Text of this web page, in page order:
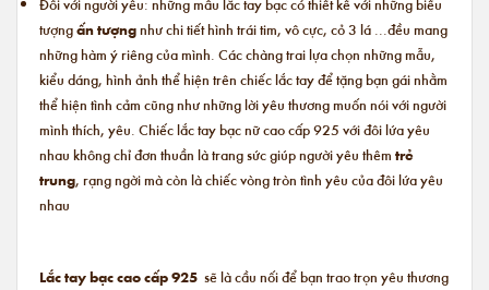
tượngấn tượngnhư chi tiết hình trái tim, vô cực, cỏ 3 lá ...đều mang
những hàm ý riêng của mình. Các chàng trai lựa chọn những mẫu,
kiểu dáng, hình ảnh thể hiện trên chiếc lắc tay để tặng bạn gái nhằm
thể hiện tình cảm cũng như những lời yêu thương muốn nói với người
mình thích, yêu. Chiếclắc tay bạc nữ cao cấp925 với đôi lứa yêu
nhau không chỉ đơn thuần là trang sức giúp người yêu thêm trẻ
trung, rạng ngời mà còn là chiếc vòng tròn tình yêu của đôi lứa yêu
nhau
Lắc tay bạc cao cấp 925 sẽ là cầu nối để bạn trao trọn yêu thương